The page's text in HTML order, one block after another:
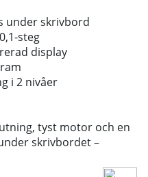
under skrivbord
steg
display
i 2 nivåer
tyst motor och en
skrivbordet –